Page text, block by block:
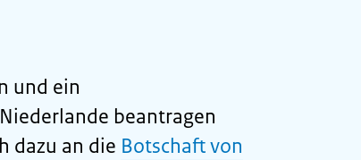
und ein
beantragen
dazu an die Botschaft von